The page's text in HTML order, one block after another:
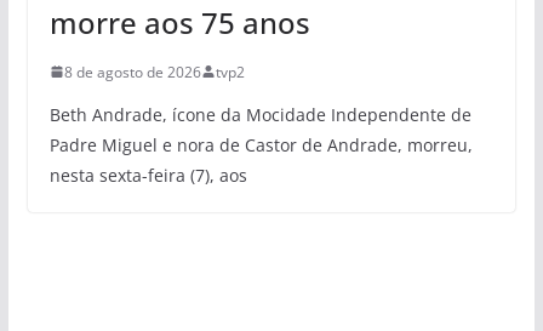
morre aos 75 anos
8 de agosto de 2026 tvp2
Beth Andrade, ícone da Mocidade Independente de
Padre Miguel e nora de Castor de Andrade, morreu,
nesta sexta-feira (7), aos